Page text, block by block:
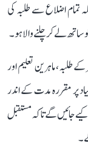
اضلاع سے طلبہ کی
لے کر چلنے والا ہو۔
ماہرین تعلیم اور
پر مقررہ مدت کے اندر
جائیں گے تاکہ مستقبل